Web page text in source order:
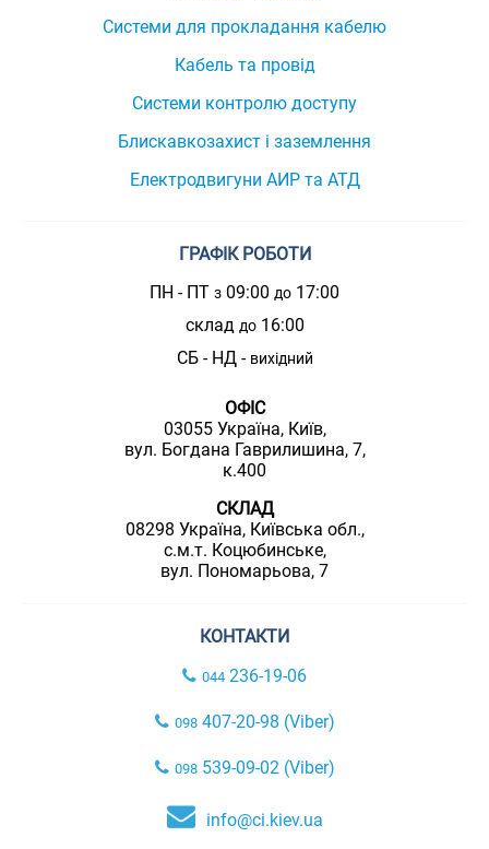
Системи для прокладання кабелю
Кабель та провід
Системи контролю доступу
Блискавкозахист і заземлення
Електродвигуни АИР та АТД
ГРАФІК РОБОТИ
ПН - ПТ з 09:00 до 17:00
склад до16:00
СБ - НД - вихідний
ОФІС
03055 Україна, Київ,
вул. Богдана Гаврилишина, 7,
к.400
СКЛАД
08298 Україна, Київська обл.,
с.м.т. Коцюбинське,
вул. Пономарьова, 7
КОНТАКТИ
044 236-19-06
098407-20-98 (Viber)
098539-09-02 (Viber)
info@ci.kiev.ua